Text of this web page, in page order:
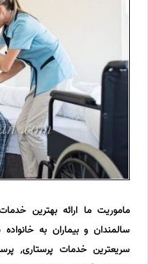
ماموریت ما ارائه بهترین
سالمندان و بیماران به
سریعترین خدمات پرستاری,